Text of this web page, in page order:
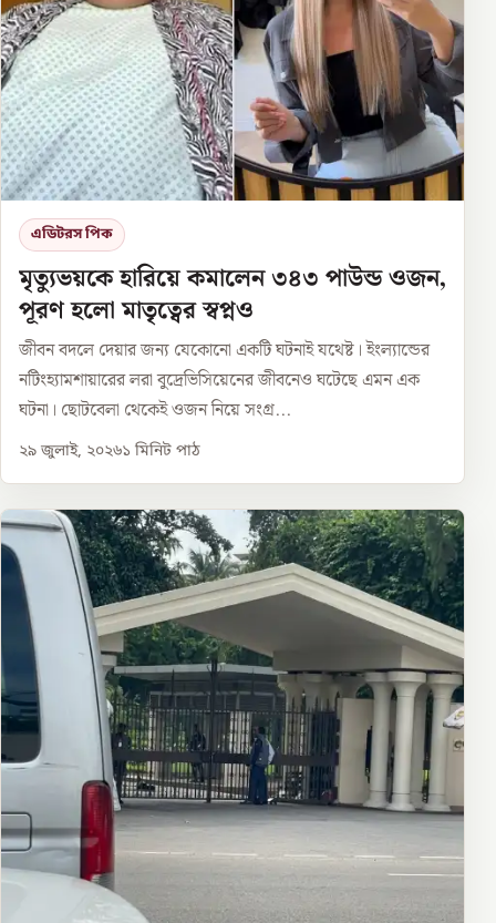
এডিটরস পিক
মৃত্যুভয়কে হারিয়ে কমালেন ৩৪৩ পাউন্ড ওজন,
পূরণ হলো মাতৃত্বের স্বপ্নও
জীবন বদলে দেয়ার জন্য যেকোনো একটি ঘটনাই যথেষ্ট। ইংল্যান্ডের
নটিংহ্যামশায়ারের লরা বুদ্রেভিসিয়েনের জীবনেও ঘটেছে এমন এক
ঘটনা। ছোটবেলা থেকেই ওজন নিয়ে সংগ্র...
২৯ জুলাই, ২০২৬১ মিনিট পাঠ